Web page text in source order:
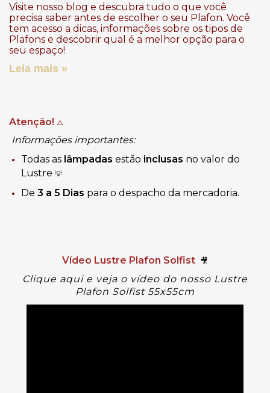
Visite nosso blog e descubra tudo o que você
precisa saber antes de escolher o seu Plafon. Você
tem acesso a dicas, informações sobre os tipos de
Plafons e descobrir qual é a melhor opção para o
seu espaço!
Leia mais »
Atenção! ⚠️
Informações importantes:
Todas as lâmpadas estão inclusas no valor do
Lustre 💡
De 3 a 5 Dias para o despacho da mercadoria.
Vídeo Lustre Plafon Solfist 🎥
Clique aqui e veja o vídeo do nosso Lustre
Plafon Solfist 55x55cm